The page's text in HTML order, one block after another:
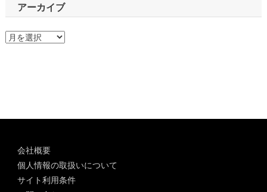
アーカイブ
ア
会社概要
個人情報の取扱いについて
サイト利用条件